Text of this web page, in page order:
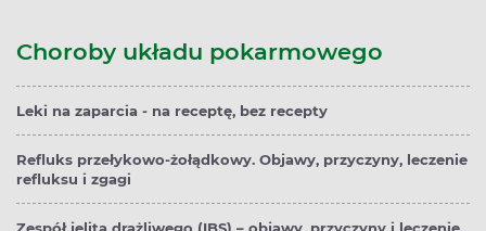
Choroby układu pokarmowego
Leki na zaparcia - na receptę, bez recepty
Refluks przełykowo-żołądkowy. Objawy, przyczyny, leczenie
refluksu i zgagi
Zespół jelita drażliwego (IBS) – objawy, przyczyny i leczenie.